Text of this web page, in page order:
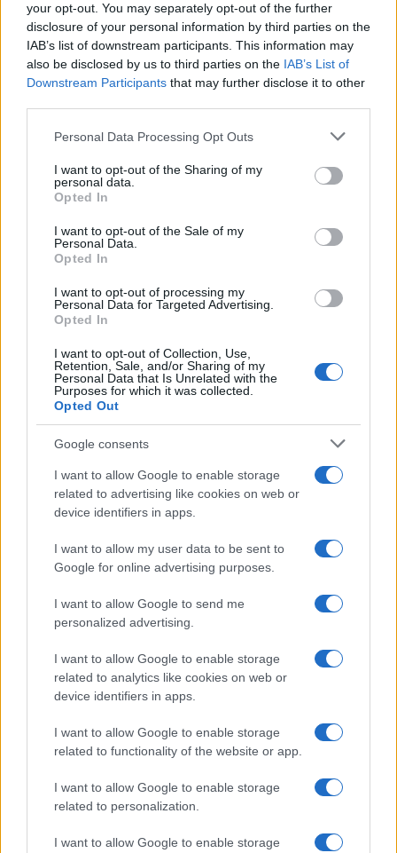
your opt-out. You may separately opt-out of the further
disclosure of your personal information by third parties on the
IAB’s list of downstream participants. This information may
also be disclosed by us to third parties on the IAB’s List of
Downstream Participants that may further disclose it to other
Please note that this website/app uses one or more Google
not limited to your visit or usage behaviour. You may click to
grant or deny consent to Google and its third-party tags to
use your data for below specified purposes in below Google
consent section.
Personal Data Processing Opt Outs
I want to opt-out of the Sharing of my
personal data.
Opted In
I want to opt-out of the Sale of my
Personal Data.
Opted In
I want to opt-out of processing my
Personal Data for Targeted Advertising.
Opted In
I want to opt-out of Collection, Use,
Retention, Sale, and/or Sharing of my
Personal Data that Is Unrelated with the
Purposes for which it was collected.
Opted Out
Google consents
I want to allow Google to enable storage
related to advertising like cookies on web or
device identifiers in apps.
I want to allow my user data to be sent to
Google for online advertising purposes.
I want to allow Google to send me
personalized advertising.
I want to allow Google to enable storage
related to analytics like cookies on web or
device identifiers in apps.
I want to allow Google to enable storage
related to functionality of the website or app.
I want to allow Google to enable storage
related to personalization.
I want to allow Google to enable storage
essenziale per affrontare minacce in evoluzione e
garantire che la protezione sia efficace anche
contro attacchi sempre più sofisticati.
AUTORE
Valentina Mariani, veronese, concepì una
mini-collezione di arredi dopo un allestimento
stile per spazi domestici. In redazione
favorisce estetiche minimaliste e porta
testimonia scelte cromatiche personali e
professionali.
TECH